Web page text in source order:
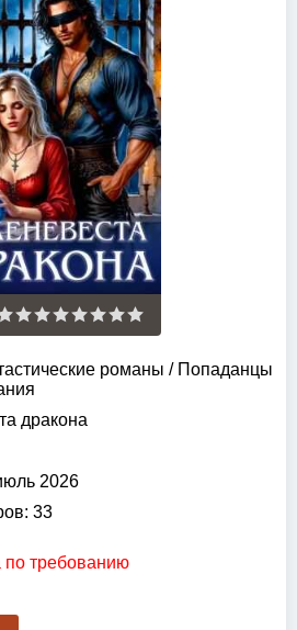
романы / Попаданцы
дракона
2026
33
по требованию